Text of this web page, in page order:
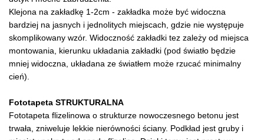
Klejona na zakładkę 1-2cm - zakładka może być widoczna
bardziej na jasnych i jednolitych miejscach, gdzie nie występuje
skomplikowany wzór. Widoczność zakładki tez zależy od miejsca
montowania, kierunku układania zakładki (pod światło będzie
mniej widoczna, układana ze światłem może rzucać minimalny
cień).
Fototapeta STRUKTURALNA
Fototapeta flizelinowa o strukturze nowoczesnego betonu jest
trwała, zniweluje lekkie nierówności ściany. Podkład jest gruby i